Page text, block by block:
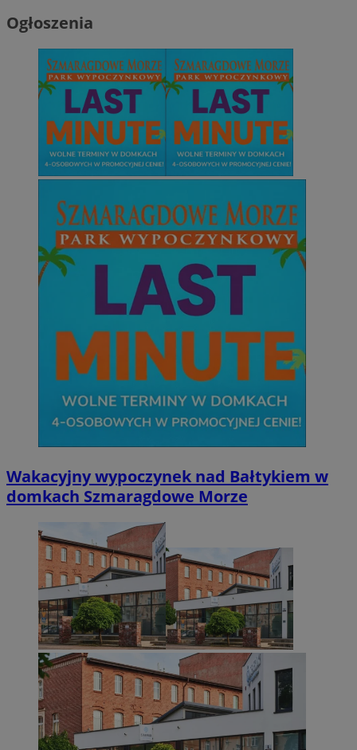
Ogłoszenia
Wakacyjny wypoczynek nad Bałtykiem w
domkach Szmaragdowe Morze